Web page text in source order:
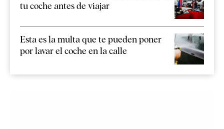
tu coche antes de viajar
Esta es la multa que te pueden poner
por lavar el coche en la calle